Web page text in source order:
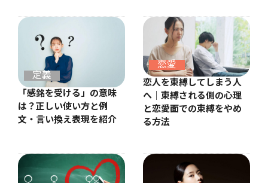
定義
「感銘を受ける」の意味
は？正しい使い方と例
文・言い換え表現を紹介
恋愛
恋人を束縛してしまう人
へ｜束縛される側の心理
と恋愛面での束縛をやめ
る方法